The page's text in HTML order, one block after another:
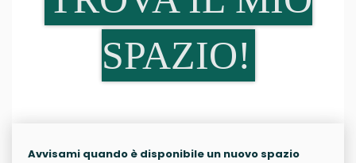
SPAZIO!
Avvisami quando è disponibile un nuovo spazio